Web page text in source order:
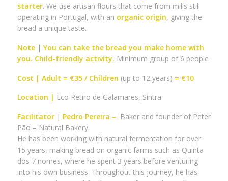
starter. We use artisan flours that come from mills still
operating in Portugal, with an organic origin, giving the
bread a unique taste.
Note|You can take the bread you make home with
you. Child-friendly activity. Minimum group of 6 people
Cost | Adult = €35 / Children (up to 12 years) = €10
Location | Eco Retiro de Galamares, Sintra
Facilitator| Pedro Pereira – Baker and founder of Peter
Pão – Natural Bakery.
He has been working with natural fermentation for over
15 years, making bread on organic farms such as Quinta
dos 7 nomes, where he spent 3 years before venturing
into his own business. Throughout this journey, he has